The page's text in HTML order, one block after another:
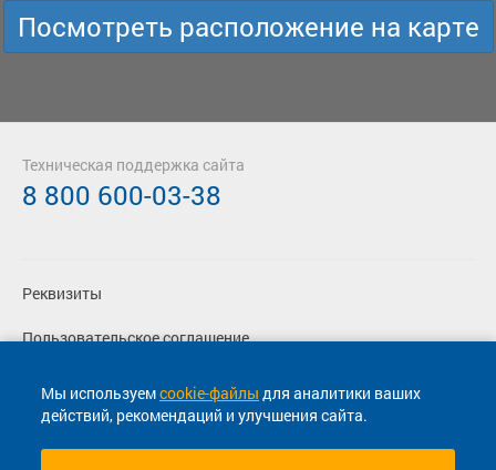
Мы используемcookie-файлы для аналитики ваших
действий, рекомендаций и улучшения сайта.
Посмотреть расположение на карте
Реквизиты
Пользовательское соглашение
Политика конфиденциальности
Согласие на маркетинговые сообщения
Техническая поддержка сайта
8 800 600-03-38